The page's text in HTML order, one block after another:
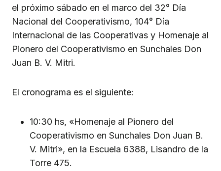
el próximo sábado en el marco del 32° Día
Nacional del Cooperativismo, 104° Día
Internacional de las Cooperativas y Homenaje al
Pionero del Cooperativismo en Sunchales Don
Juan B. V. Mitri.
El cronograma es el siguiente:
10:30 hs, «Homenaje al Pionero del
Cooperativismo en Sunchales Don Juan B.
V. Mitri», en la Escuela 6388, Lisandro de la
Torre 475.